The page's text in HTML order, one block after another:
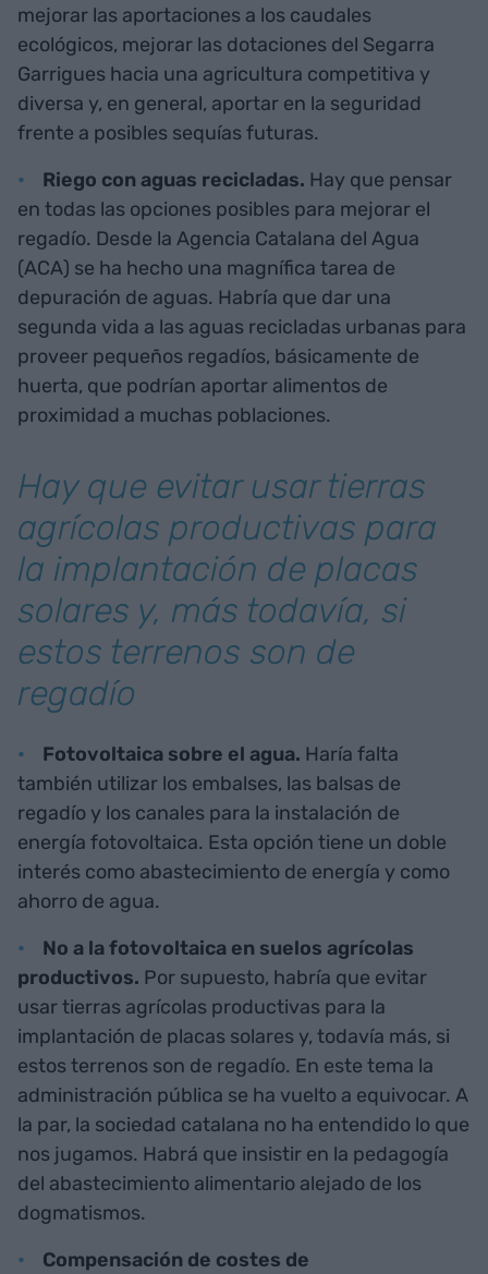
mejorar las aportaciones a los caudales
ecológicos, mejorar las dotaciones del Segarra
Garrigues hacia una agricultura competitiva y
diversa y, en general, aportar en la seguridad
frente a posibles sequías futuras.
Riego con aguas recicladas. Hay que pensar
en todas las opciones posibles para mejorar el
regadío. Desde la Agencia Catalana del Agua
(ACA) se ha hecho una magnífica tarea de
depuración de aguas. Habría que dar una
segunda vida a las aguas recicladas urbanas para
proveer pequeños regadíos, básicamente de
huerta, que podrían aportar alimentos de
proximidad a muchas poblaciones.
Hay que evitar usar tierras
agrícolas productivas para
la implantación de placas
solares y, más todavía, si
estos terrenos son de
regadío
Fotovoltaica sobre el agua. Haría falta
también utilizar los embalses, las balsas de
regadío y los canales para la instalación de
energía fotovoltaica. Esta opción tiene un doble
interés como abastecimiento de energía y como
ahorro de agua.
No a la fotovoltaica en suelos agrícolas
productivos. Por supuesto, habría que evitar
usar tierras agrícolas productivas para la
implantación de placas solares y, todavía más, si
estos terrenos son de regadío. En este tema la
administración pública se ha vuelto a equivocar. A
la par, la sociedad catalana no ha entendido lo que
nos jugamos. Habrá que insistir en la pedagogía
del abastecimiento alimentario alejado de los
dogmatismos.
Compensación de costes de